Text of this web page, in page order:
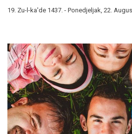
19. Zu-l-ka'de 1437. - Ponedjeljak, 22.